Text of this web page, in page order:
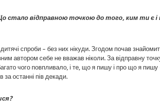
стало відправною точкою до того, ким ти є
спроби – без них нікуди. Згодом почав
автором себе не вважав ніколи. За відправну
чого повпливало, і те, що я пишу і про що я пишу
за останні пів декади.